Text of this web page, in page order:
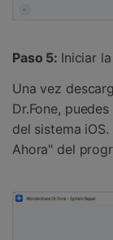
Paso 5: Iniciar
Una vez
Dr.Fone,
del sistema
Ahora" del